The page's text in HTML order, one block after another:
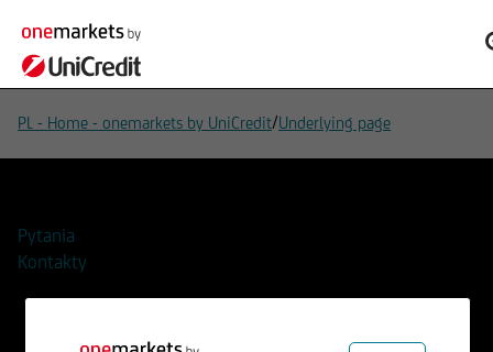
PL - Home - onemarkets by UniCredit/Underlying page
Pytania
Kontakty